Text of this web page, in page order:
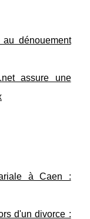
dénouement
assure une
à Caen :
d'un divorce :